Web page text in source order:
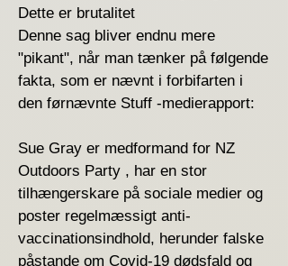
Dette er brutalitet
Denne sag bliver endnu mere
"pikant", når man tænker på følgende
fakta, som er nævnt i forbifarten i
den førnævnte Stuff -medierapport:
Sue Gray er medformand for NZ
Outdoors Party , har en stor
tilhængerskare på sociale medier og
poster regelmæssigt anti-
vaccinationsindhold, herunder falske
påstande om Covid-19 dødsfald og